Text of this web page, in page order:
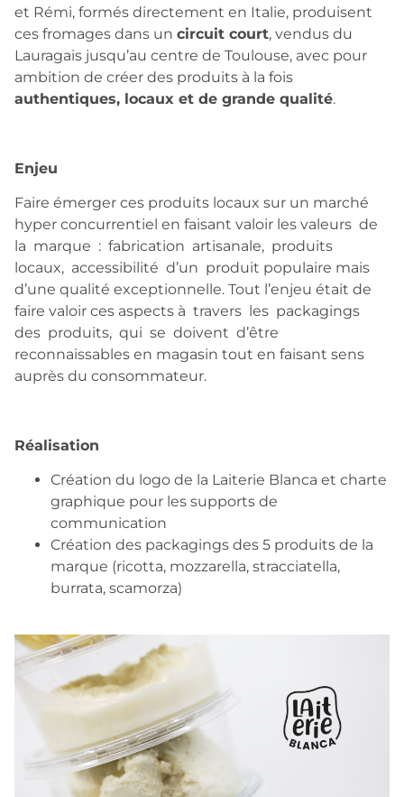
et Rémi, formés directement en Italie, produisent
ces fromages dans un circuit court, vendus du
Lauragais jusqu’au centre de Toulouse, avec pour
ambition de créer des produits à la fois
authentiques, locaux et de grande qualité.
Enjeu
Faire émerger ces produits locaux sur un marché
hyper concurrentiel en faisant valoir les valeurs de
la marque : fabrication artisanale, produits
locaux, accessibilité d’un produit populaire mais
d’une qualité exceptionnelle. Tout l’enjeu était de
faire valoir ces aspects à travers les packagings
des produits, qui se doivent d’être
reconnaissables en magasin tout en faisant sens
auprès du consommateur.
Réalisation
Création du logo de la Laiterie Blanca et charte
graphique pour les supports de
communication
Création des packagings des 5 produits de la
marque (ricotta, mozzarella, stracciatella,
burrata, scamorza)